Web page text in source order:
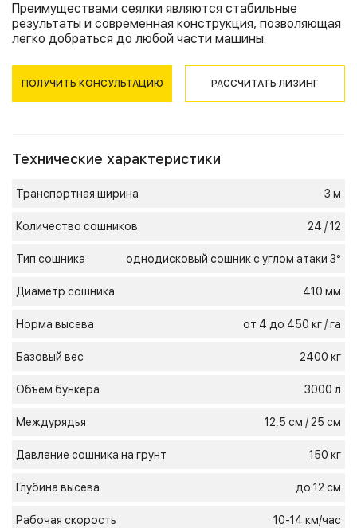
Преимуществами сеялки являются стабильные
результаты и современная конструкция, позволяющая
легко добраться до любой части машины.
ПОЛУЧИТЬ КОНСУЛЬТАЦИЮ РАССЧИТАТЬ ЛИЗИНГ
Технические характеристики
Транспортная ширина 3 м
Количество сошников 24 / 12
Тип сошника однодисковый сошник с углом атаки 3°
Диаметр сошника 410 мм
Норма высева от 4 до 450 кг / га
Базовый вес 2400 кг
Объем бункера 3000 л
Междурядья 12,5 см / 25 см
Давление сошника на грунт 150 кг
Глубина высева до 12 см
Рабочая скорость 10-14 км/час